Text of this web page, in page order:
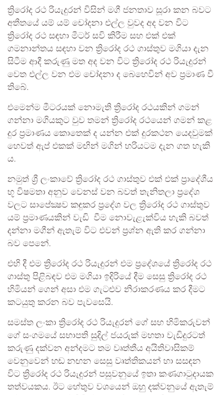
ත්‍රිරෝද රථ රියැදුරන් විසින් මගී ජනතාව සූරා කන බවට
අතීතයේ යම් යම් චෝදනා එල්ල වුවද අද වන විට
ත්‍රිරෝද රථ සඳහා මීටර් සවි කිරීම සහ එක් එක්
ගමනාන්තය සඳහා වන ත්‍රිරෝද රථ ගාස්තුව මගියා දැන
සිටීම ආදී කරුණු මත අද වන විට ත්‍රිරෝද රථ රියැදුරන්
වෙත එල්ල වන එම චෝදනා ද බෙහෙවින් අව ප්‍රමාණ වී
තිබේ.
එමෙන්ම මීටරයක් නොමැති ත්‍රිරෝද රථයකින් ගමන්
ගන්නා මගියකුට වුව තමන් ත්‍රිරෝද රථයෙන් ගමන් කළ
දුර ප්‍රමාණය කොතෙක් ද යන්න එක් දුරකථන යෙදවුමක්
හෙවත් ඇප් එකක් මඟින් මගින් හරියටම දැන ගත හැකි
ය.
නමුත් ශ්‍රී ලංකාවේ ත්‍රිරෝද රථ ගාස්තුව එක් එක් ප්‍රාදේශීය
භූ විෂමතා අනුව වෙනස් වන බවත් තැනිතලා ප්‍රදේශ
වලට සාපේක්‍ෂව කඳුකර ප්‍රදේශ වල ත්‍රිරෝද රථ ගාස්තුව
යම් ප්‍රමාණයකින් වැඩි වීම නොවැළැක්විය හැකි බවත්
දන්නා මගීන් ඇතැම් විට එවන් ප්‍රශ්න ඇති කර ගන්නා
බව පෙනේ.
එහි දී එම ත්‍රිරෝද රථ රියැදුරන් එම ප්‍රදේශයේ ත්‍රිරෝද රථ
ගාස්තු පිළිබඳව එම මගියා ඉදිරියේ දීම සෙසු ත්‍රිරෝද රථ
හිමියන් ගෙන් අසා එම ගැටළුව නිරාකරණය කර දීමට
කටයුතු කරන බව පැවසෙයි.
සමස්ත ලංකා ත්‍රිරෝද රථ රියැදුරන් ගේ සහ හිමිකරුවන්
ගේ සංගමයේ සභාපති සුදිල් ජයරුක් මහතා වැඩිදුරටත්
කරුණු දක්වන අන්දමට තම වෘත්තීය අයිතිවාසිකම්
වෙනුවෙන් හඬ නඟන සෙසු වෘත්තිකයන් හා සසඳන
විට ත්‍රිරෝද රථ රියැදුරන් පසුවනුයේ ඉතා කණගාටුදායක
තත්වයකය. ඊට හේතුව වශයෙන් ඔහු දක්වනුයේ ඇතැම්